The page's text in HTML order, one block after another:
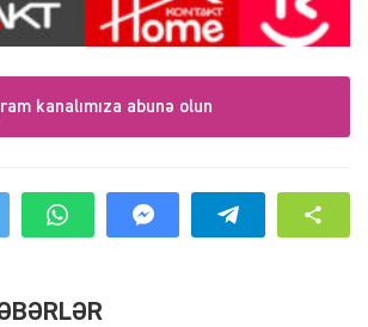
kanalımıza abunə olun